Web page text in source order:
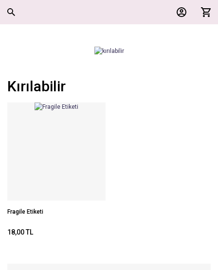
Kırılabilir
Fragile Etiketi
18,00 TL